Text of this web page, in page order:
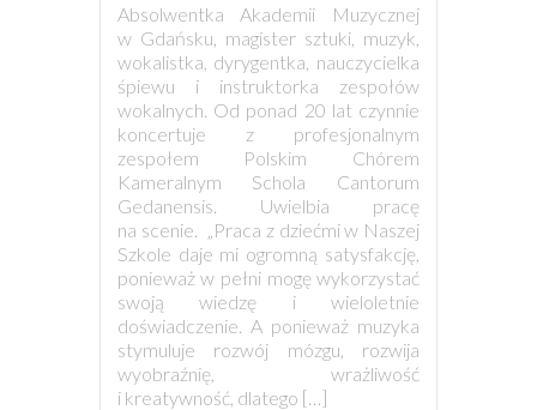
Absolwentka Akademii Muzycznej
w Gdańsku, magister sztuki, muzyk,
wokalistka, dyrygentka, nauczycielka
śpiewu i instruktorka zespołów
wokalnych. Od ponad 20 lat czynnie
koncertuje z profesjonalnym
zespołem Polskim Chórem
Kameralnym Schola Cantorum
Gedanensis. Uwielbia pracę
na scenie. „Praca z dziećmi w Naszej
Szkole daje mi ogromną satysfakcję,
ponieważ w pełni mogę wykorzystać
swoją wiedzę i wieloletnie
doświadczenie. A ponieważ muzyka
stymuluje rozwój mózgu, rozwija
wyobraźnię, wrażliwość
i kreatywność, dlatego […]